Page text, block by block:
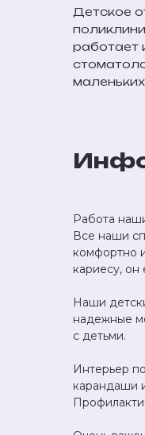
Детское
работает
Работа
Все наши
комфортно
кариесу, он
Наши
надежные
с детьми.
Интерьер
карандаши